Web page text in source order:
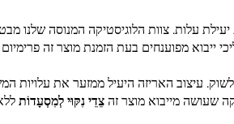
יעילת עלות. צוות הלוגיסטיקה המנוסה שלנו
ייבוא מפוענחים בעת הזמנת מוצר זה פרימיום
עיצוב האריזה היעיל ממזער את עלויות
שעושה מייבוא מוצר זה צֵדֵי נִקּוּי לְמִסְעָדוֹת